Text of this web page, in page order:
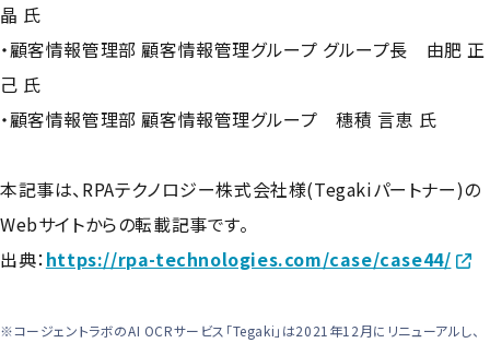
晶 氏
・顧客情報管理部 顧客情報管理グループ グループ長 由肥 正
己 氏
・顧客情報管理部 顧客情報管理グループ 穗積 言恵 氏
本記事は、RPAテクノロジー株式会社様(Tegakiパートナー)の
Webサイトからの転載記事です。
出典：https://rpa-technologies.com/case/case44/
※コージェントラボのAI OCRサービス「Tegaki」は2021年12月にリニューアルし、